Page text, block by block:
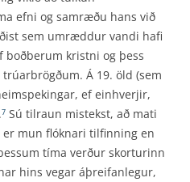
efni og samræðu hans við
sem umræddur vandi hafi
boðberum kristni og þess
Á 19. öld (sem
ef einhverjir,
7 Sú tilraun mistekst, að mati
mun flóknari tilfinning en
tíma verður skorturinn
hins vegar áþreifanlegur,